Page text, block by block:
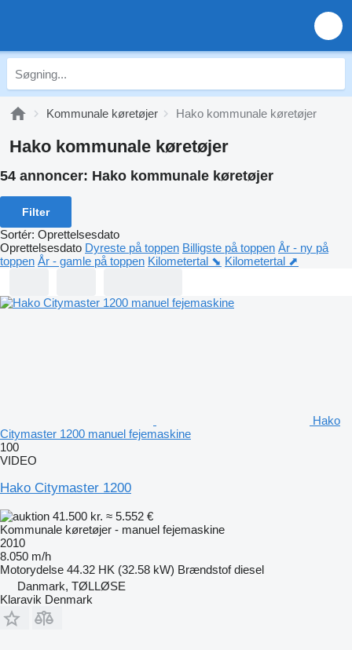
Kommunale køretøjer Hako kommunale køretøjer
Hako kommunale køretøjer
54 annoncer: Hako kommunale køretøjer
Filter
Sortér: Oprettelsesdato
Oprettelsesdato Dyreste på toppen Billigste på toppen År - ny på
toppen År - gamle på toppen Kilometertal ⬊ Kilometertal ⬈
Hako
Citymaster 1200 manuel fejemaskine
100
VIDEO
Hako Citymaster 1200
41.500 kr. ≈ 5.552 €
Kommunale køretøjer - manuel fejemaskine
2010
8.050 m/h
Motorydelse 44.32 HK (32.58 kW) Brændstof diesel
Danmark, TØLLØSE
Klaravik Denmark